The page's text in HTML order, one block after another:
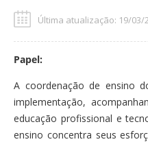
Última atualização: 19/03/
Papel:
A coordenação de ensino
implementação,
educação profissional e
ensino concentra seus